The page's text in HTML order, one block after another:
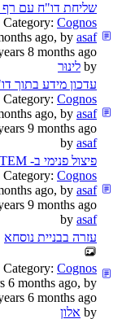
שליחת דו"ח עם רף
Category: Cognos
ago, by asaf
8 months ago
by לינוּר
עדכון מידע בתוך
Category: Cognos
ago, by asaf
9 months ago
by asaf
פיצול פנימי ב- DATA ITEM
Category: Cognos
ago, by asaf
9 months ago
by asaf
עזרה בבניית נוסחא
Category: Cognos
6 months ago, by
6 months ago
by אלון